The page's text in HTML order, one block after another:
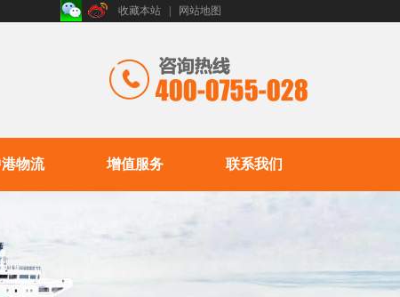
收藏本站 网站地图
物流 增值服务 联系我们